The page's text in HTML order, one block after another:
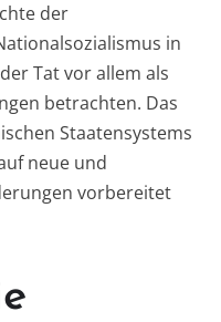
der
in
Tat vor allem als
betrachten. Das
Staatensystems
neue und
vorbereitet